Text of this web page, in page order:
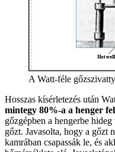
A Watt-féle
Hosszas kísérletezés után
mintegy 80%-a a henger
gőzgépben a hengerbe
gőzt. Javasolta, hogy a gőzt
kamrában csapassák le, és